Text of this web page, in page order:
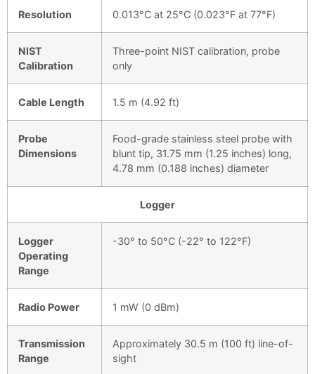
Resolution 0.013°C at 25°C (0.023°F at 77°F)
NIST
Calibration
Three-point NIST calibration, probe
only
Cable Length 1.5 m (4.92 ft)
Probe
Dimensions
Food-grade stainless steel probe with
blunt tip, 31.75 mm (1.25 inches) long,
4.78 mm (0.188 inches) diameter
Logger
Logger
Operating
Range
-30° to 50°C (-22° to 122°F)
Radio Power 1 mW (0 dBm)
Transmission
Range
Approximately 30.5 m (100 ft) line-of-
sight